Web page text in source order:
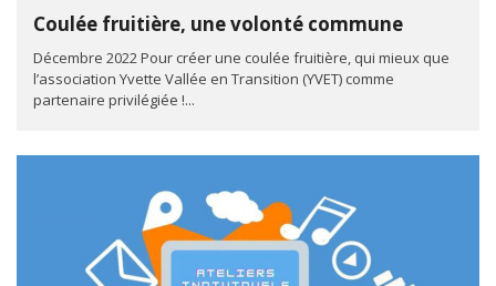
Coulée fruitière, une volonté commune
Décembre 2022 Pour créer une coulée fruitière, qui mieux que
l’association Yvette Vallée en Transition (YVET) comme
partenaire privilégiée !...